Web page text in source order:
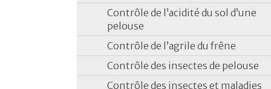
Contrôle de l’acidité du sol d’une
pelouse
Contrôle de l’agrile du frêne
Contrôle des insectes de pelouse
Contrôle des insectes et maladies